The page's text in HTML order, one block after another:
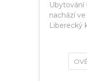
Ubytování
nachází
Liberecký